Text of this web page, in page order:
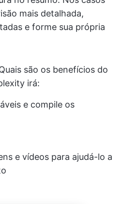
mais detalhada,
e forme sua própria
são os benefícios do
irá:
e compile os
e vídeos para ajudá-lo a